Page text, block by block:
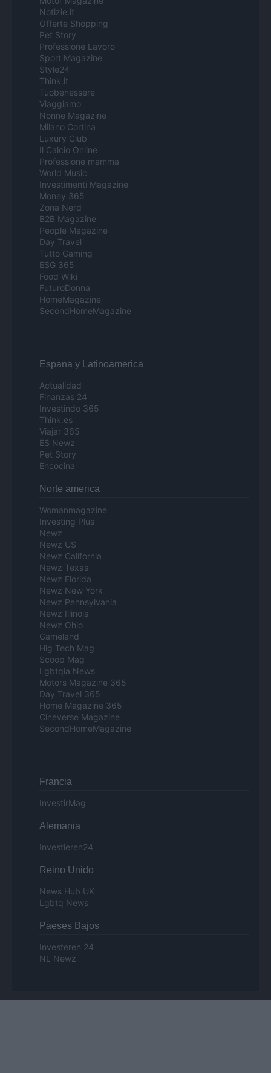
Notizie.it
Offerte Shopping
Pet Story
Professione Lavoro
Sport Magazine
Style24
Think.it
Tuobenessere
Viaggiamo
Nonne Magazine
Milano Cortina
Luxury Club
Il Calcio Online
Professione mamma
World Music
Investimenti Magazine
Money 365
Zona Nerd
B2B Magazine
People Magazine
Day Travel
Tutto Gaming
ESG 365
Food Wiki
FuturoDonna
HomeMagazine
SecondHomeMagazine
Espana y Latinoamerica
Actualidad
Finanzas 24
Investindo 365
Think.es
Viajar 365
ES Newz
Pet Story
Encocina
Norte america
Womanmagazine
Investing Plus
Newz
Newz US
Newz California
Newz Texas
Newz Florida
Newz New York
Newz Pennsylvania
Newz Illinois
Newz Ohio
Gameland
Hig Tech Mag
Scoop Mag
Lgbtqia News
Motors Magazine 365
Day Travel 365
Home Magazine 365
Cineverse Magazine
SecondHomeMagazine
Francia
InvestirMag
Alemania
Investieren24
Reino Unido
News Hub UK
Lgbtq News
Paeses Bajos
Investeren 24
NL Newz